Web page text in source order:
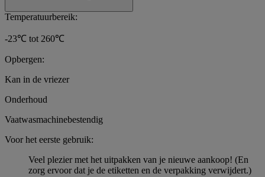
Temperatuurbereik:
-23℃ tot 260℃
Opbergen:
Kan in de vriezer
Onderhoud
Vaatwasmachinebestendig
Voor het eerste gebruik:
Veel plezier met het uitpakken van je nieuwe aankoop! (En
zorg ervoor dat je de etiketten en de verpakking verwijdert.)